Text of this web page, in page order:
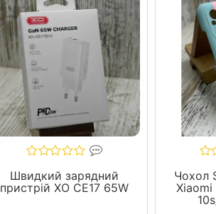
Швидкий зарядний
пристрій ХО СЕ17 65W
Чохол
Xiaomi